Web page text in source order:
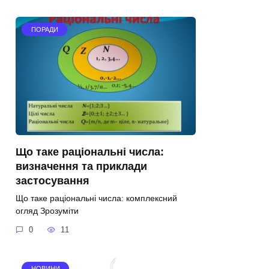
ПОРАДИ
Що таке раціональні числа:
визначення та приклади
застосування
Що таке раціональні числа: комплексний
огляд Зрозуміти
0 11